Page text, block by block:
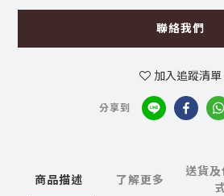
聯絡我們
加入追蹤清單
分享到
商品描述 了解更多
送貨